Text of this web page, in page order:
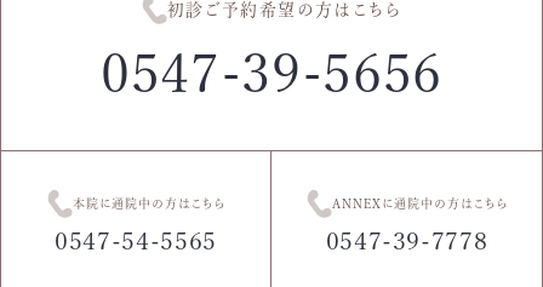
初診ご予約希望の方はこちら
0547-39-5656
本院に通院中の方はこちら
0547-54-5565
ANNEXに通院中の方はこちら
0547-39-7778